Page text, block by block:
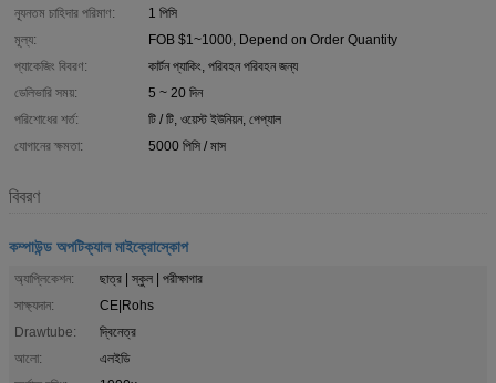
ন্যূনতম চাহিদার পরিমাণ:
1 পিসি
মূল্য:
FOB $1~1000, Depend on Order Quantity
প্যাকেজিং বিবরণ:
কার্টন প্যাকিং, পরিবহন পরিবহন জন্য
ডেলিভারি সময়:
5 ~ 20 দিন
পরিশোধের শর্ত:
টি / টি, ওয়েস্ট ইউনিয়ন, পেপ্যাল
যোগানের ক্ষমতা:
5000 পিসি / মাস
বিবরণ
কম্পাউন্ড অপটিক্যাল মাইক্রোস্কোপ
অ্যাপ্লিকেশন:
ছাত্র | স্কুল | পরীক্ষাগার
সাক্ষ্যদান:
CE|Rohs
Drawtube:
দ্বিনেত্র
আলো:
এলইডি